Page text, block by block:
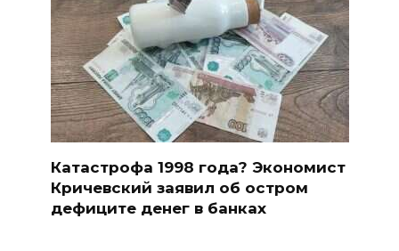
Катастрофа 1998 года? Экономист
Кричевский заявил об остром
дефиците денег в банках